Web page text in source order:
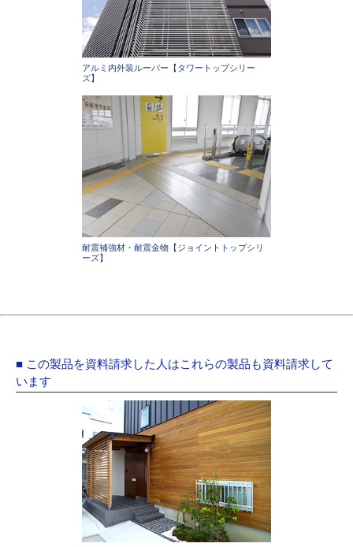
アルミ内外装ルーバー【タワートップシリー
ズ】
耐震補強材・耐震金物【ジョイントトップシリ
ーズ】
■ この製品を資料請求した人はこれらの製品も資料請求して
います